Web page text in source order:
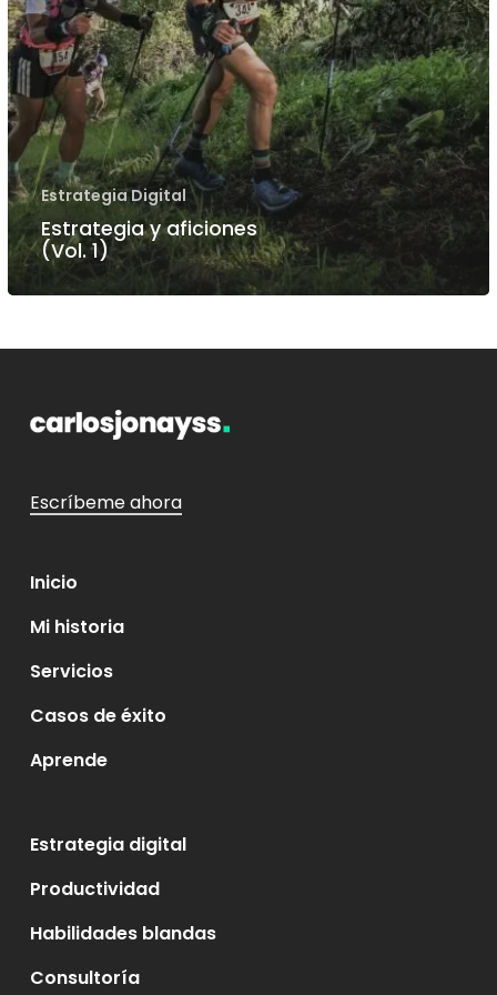
Estrategia Digital
Estrategia y aficiones
(Vol. 1)
Escríbeme ahora
Inicio
Mi historia
Servicios
Casos de éxito
Aprende
Estrategia digital
Productividad
Habilidades blandas
Consultoría